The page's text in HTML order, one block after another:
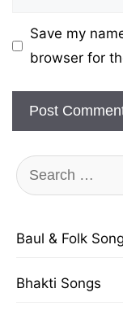
Save my
browser for
Search
for:
Baul & Folk
Bhakti Songs